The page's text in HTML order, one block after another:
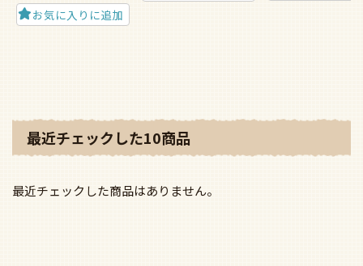
お気に入りに追加
最近チェックした10商品
最近チェックした商品はありません。